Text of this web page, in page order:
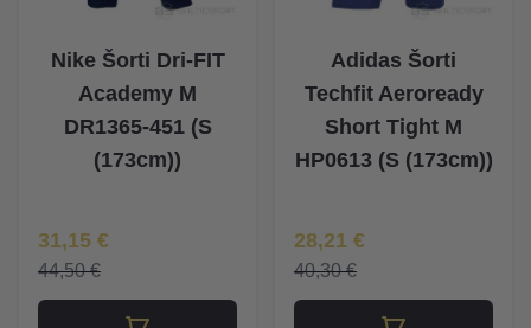
Nike Šorti Dri-FIT
Academy M
DR1365-451 (S
(173cm))
Īpaša Cena
31,15 €
44,50 €
Adidas Šorti
Techfit Aeroready
Short Tight M
HP0613 (S (173cm))
Īpaša Cena
28,21 €
40,30 €